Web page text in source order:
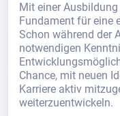
Mit einer
Fundament für eine
Schon während der
notwendigen
Chance, mit neuen
Karriere aktiv
weiterzuentwickeln.